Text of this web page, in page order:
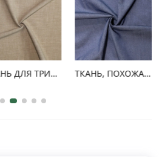
ТКАНЬ ДЛЯ ТРИКОТАЖНЫХ БРЮК ИЗ ПОЛИЭСТЕРА И ВИСКОЗЫ ТКАНЬ, ПОХОЖАЯ НА ДЕНИМ, ИЗ ПОЛИЭСТЕРА И ВИСКОЗЫ